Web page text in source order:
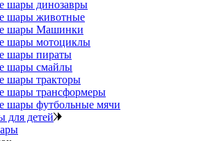
шары динозавры
шары животные
шары Машинки
шары мотоциклы
шары пираты
шары смайлы
шары тракторы
шары трансформеры
шары футбольные мячи
для детей